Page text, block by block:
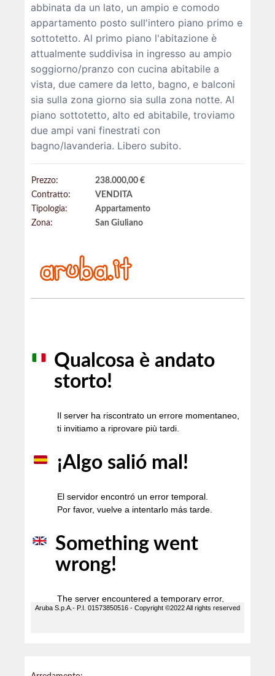
abbinata da un lato, un ampio e comodo
appartamento posto sull'intero piano primo e
sottotetto. Al primo piano l'abitazione è
attualmente suddivisa in ingresso au ampio
soggiorno/pranzo con cucina abitabile a
vista, due camere da letto, bagno, e balconi
sia sulla zona giorno sia sulla zona notte. Al
piano sottotetto, alto ed abitabile, troviamo
due ampi vani finestrati con
bagno/lavanderia. Libero subito.
Prezzo:
238.000,00 €
Contratto:
VENDITA
Tipologia:
Appartamento
Zona:
San Giuliano